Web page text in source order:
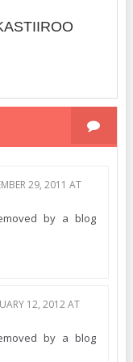
29, 2011 AT
by a blog
12, 2012 AT
by a blog